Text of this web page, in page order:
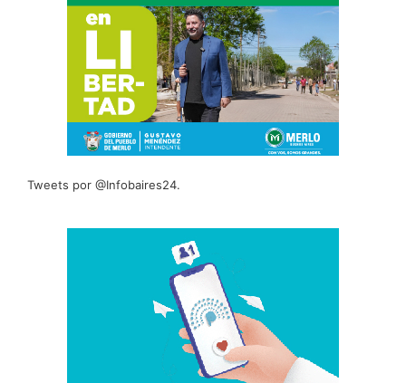
Tweets por @Infobaires24.